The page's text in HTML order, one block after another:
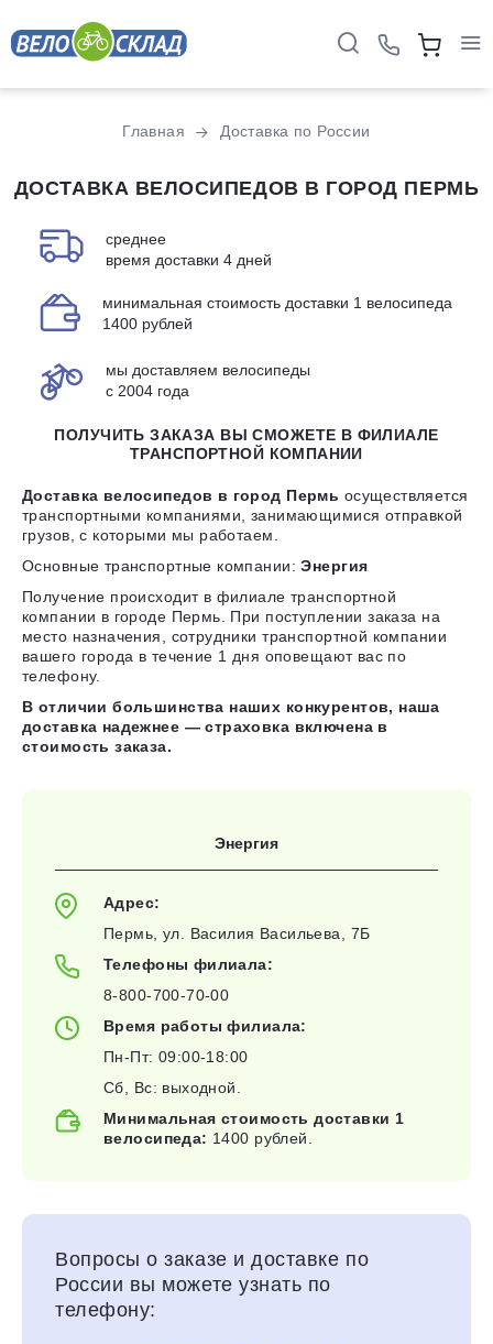
Главная Доставка по России
ДОСТАВКА ВЕЛОСИПЕДОВ В ГОРОД ПЕРМЬ
среднее
время доставки 4 дней
минимальная стоимость доставки 1 велосипеда
1400 рублей
мы доставляем велосипеды
с 2004 года
ПОЛУЧИТЬ ЗАКАЗА ВЫ СМОЖЕТЕ В ФИЛИАЛЕ
ТРАНСПОРТНОЙ КОМПАНИИ
Доставка велосипедов в город Пермь осуществляется
транспортными компаниями, занимающимися отправкой
грузов, с которыми мы работаем.
Основные транспортные компании:Энергия
Получение происходит в филиале транспортной
компании в городе Пермь. При поступлении заказа на
место назначения, сотрудники транспортной компании
вашего города в течение 1 дня оповещают вас по
телефону.
В отличии большинства наших конкурентов, наша
доставка надежнее — страховка включена в
стоимость заказа.
Энергия
Адрес:
Пермь, ул. Василия Васильева, 7Б
Телефоны филиала:
8-800-700-70-00
Время работы филиала:
Пн-Пт: 09:00-18:00
Сб, Вс: выходной.
Минимальная стоимость доставки 1
велосипеда: 1400 рублей.
Вопросы о заказе и доставке по
России вы можете узнать по
телефону: